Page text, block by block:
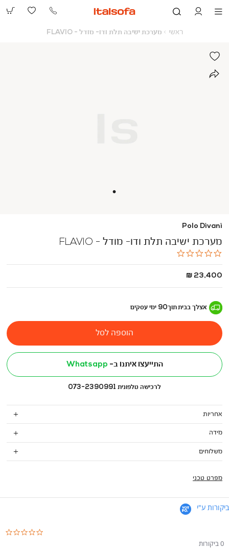
073-
ראשי ראשי
מערכת ישיבה תלת ודו- מודל - FLAVIO
Polo Divani
מערכת ישיבה תלת ודו- מודל - FLAVIO
החל
23,400 ₪
אצלך בביתתוך90 ימי עסקים
הוספה לסל
התייעצו איתנו ב- Whatsapp
לרכישה טלפונית 073-2390991
אחריות
מידה
משלוחים
מפרט טכני
ביקורות ע"י
0 ביקורות